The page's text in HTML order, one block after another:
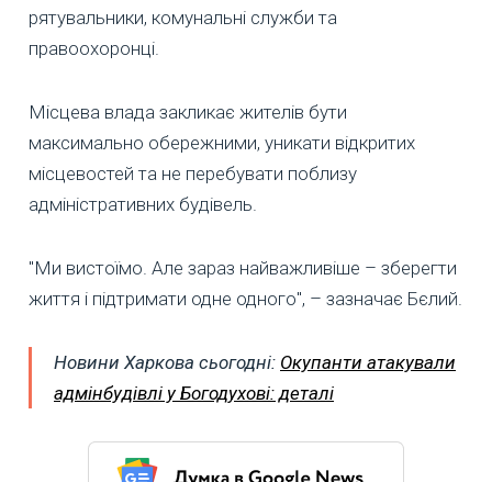
рятувальники, комунальні служби та
правоохоронці.
Місцева влада закликає жителів бути
максимально обережними, уникати відкритих
місцевостей та не перебувати поблизу
адміністративних будівель.
"Ми вистоїмо. Але зараз найважливіше – зберегти
життя і підтримати одне одного", – зазначає Бєлий.
Новини Харкова сьогодні: Окупанти атакували
адмінбудівлі у Богодухові: деталі